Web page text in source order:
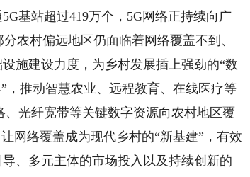
基站超过419万个，5G网络正持续向广
农村偏远地区仍面临着网络覆盖不到、
施建设力度，为乡村发展插上强劲的“数
，推动智慧农业、远程教育、在线医疗等
光纤宽带等关键数字资源向农村地区覆
网络覆盖成为现代乡村的“新基建”，有效
、多元主体的市场投入以及持续创新的